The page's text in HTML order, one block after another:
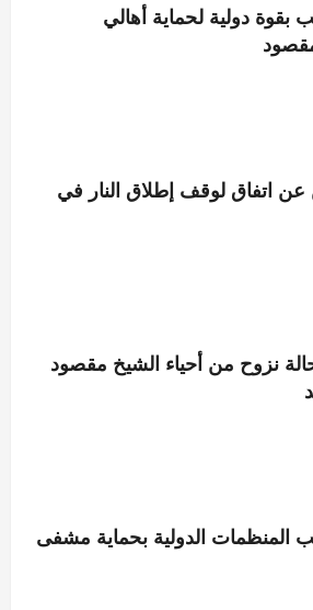
بقوة دولية لحماية أهالي
اتفاق لوقف إطلاق النار في
158 ألف حالة نزوح من أحياء الشيخ مقصود
المنظمات الدولية بحماية مشفى